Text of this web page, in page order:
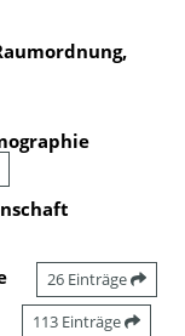
26 Einträge
113 Einträge